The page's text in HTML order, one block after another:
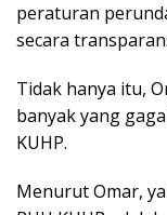
peraturan
secara
Tidak hanya itu,
banyak yang
KUHP.
Menurut Omar,